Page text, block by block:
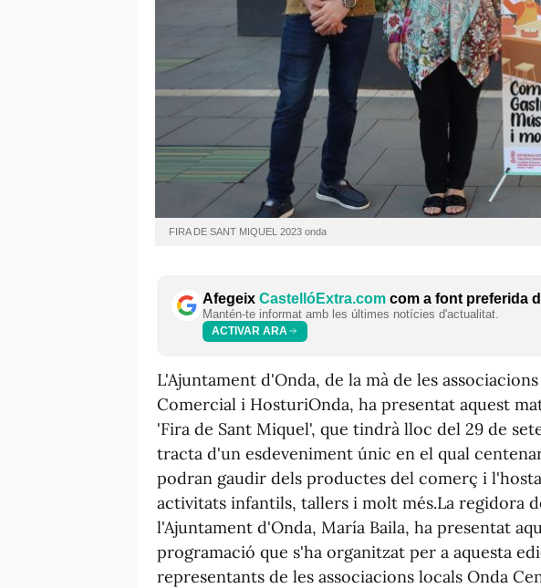
FIRA DE SANT MIQUEL 2023 onda
Afegeix CastellóExtra.com com a font preferida
Mantén-te informat amb les últimes notícies d'actualitat.
ACTIVAR ARA
L'Ajuntament d'Onda, de la mà de les
Comercial i HosturiOnda, ha presentat aquest
'Fira de Sant Miquel', que tindrà lloc del 29 de
tracta d'un esdeveniment únic en el qual
podran gaudir dels productes del comerç i
activitats infantils, tallers i molt més.La regidora
l'Ajuntament d'Onda, María Baila, ha presentat
programació que s'ha organitzat per a aquesta
representants de les associacions locals Onda